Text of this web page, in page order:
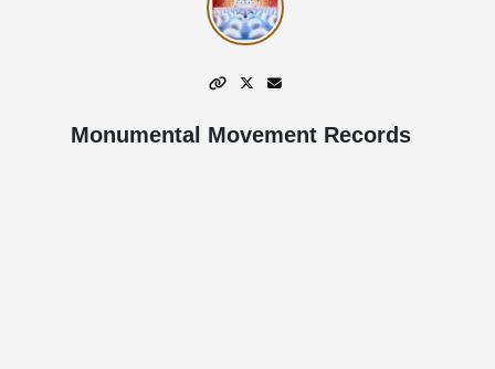
Monumental Movement Records